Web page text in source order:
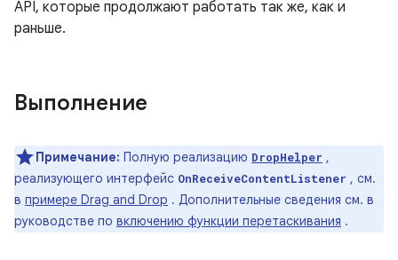
API, которые продолжают работать так же, как и
раньше.
Выполнение
Примечание: Полную реализацию DropHelper ,
реализующего интерфейс OnReceiveContentListener , см.
в примере Drag and Drop . Дополнительные сведения см. в
руководстве по включению функции перетаскивания .